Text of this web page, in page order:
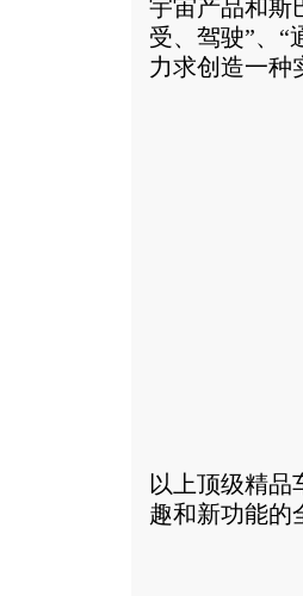
宇宙产品和斯
受、驾驶”、“
力求创造一种
以上顶级精品
趣和新功能的